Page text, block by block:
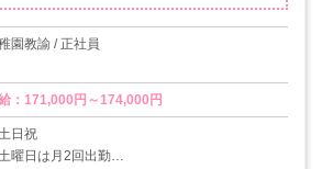
園教諭 / 正社員
：171,000円～174,000円
日祝
曜日は月2回出勤